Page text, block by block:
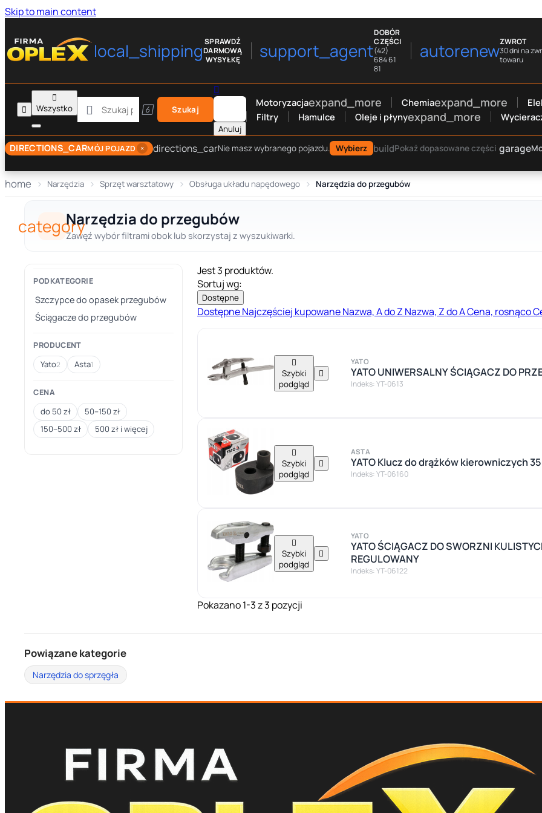
Skip to main content
local_shippingSPRAWDŹ
DARMOWĄ
WYSYŁKĘ
support_agent
DOBÓR
CZĘŚCI
(42)
684 61
81
autorenewZWROT
30 dni na
towaru


Wszystko
  Szukaj

Anuluj
Motoryzacjaexpand_more Chemiaexpand_more
Filtry Hamulce Oleje i płynyexpand_more
DIRECTIONS_CARMÓJ POJAZD × directions_carNie masz wybranego pojazdu. Wybierz buildPokaż dopasowane części garage
home Narzędzia Sprzęt warsztatowy Obsługa układu napędowego Narzędzia do przegubów
categoryNarzędzia do przegubów
Zawęź wybór filtrami obok lub skorzystaj z wyszukiwarki.
PODKATEGORIE
Szczypce do opasek przegubów
Ściągacze do przegubów
PRODUCENT
Yato2 Asta1
CENA
do 50 zł
50–150 zł
150–500 zł
500 zł i więcej
Jest 3 produktów.
Sortuj wg:
Dostępne
DostępneNajczęściej kupowaneNazwa, A do Z Nazwa, Z do ACena, rosnąco

Szybki
podgląd

YATO
YATO UNIWERSALNY ŚCIĄGACZ DO
Indeks: YT-0613

Szybki
podgląd

ASTA
YATO Klucz do drążków kierowniczych
Indeks: YT-06160

Szybki
podgląd

YATO
YATO ŚCIĄGACZ DO SWORZNI
REGULOWANY
Indeks: YT-06122
Pokazano 1-3 z 3 pozycji
Powiązane kategorie
Narzędzia do sprzęgła